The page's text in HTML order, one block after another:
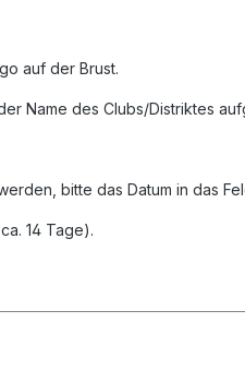
auf der Brust.
Name des Clubs/Distriktes
bitte das Datum in das
14 Tage).